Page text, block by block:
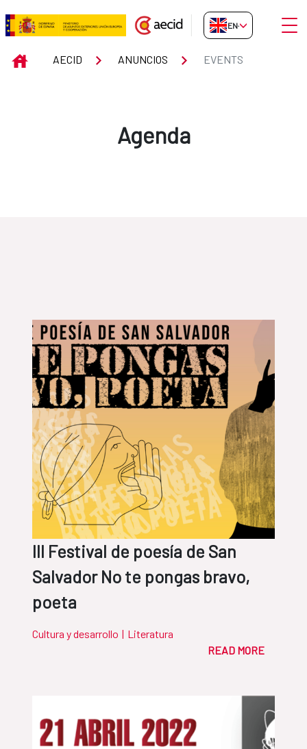
Skip to Main Content
Events
EN-GB
INICIOAECID ANUNCIOS EVENTS
Agenda
III Festival de poesía de San
Salvador No te pongas bravo,
poeta
Cultura y desarrollo | Literatura
READ MORE